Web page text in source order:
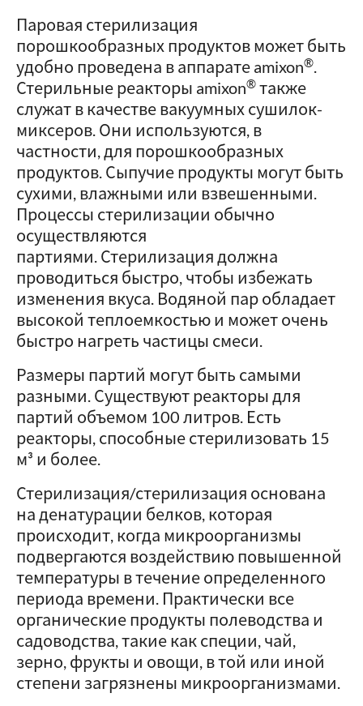
Паровая стерилизация
порошкообразных продуктов может быть
удобно проведена в аппарате amixon®.
Стерильные реакторы amixon® также
служат в качестве вакуумных сушилок-
миксеров. Они используются, в
частности, для порошкообразных
продуктов. Сыпучие продукты могут быть
сухими, влажными или взвешенными.
Процессы стерилизации обычно
осуществляются
партиями. Стерилизация должна
проводиться быстро, чтобы избежать
изменения вкуса. Водяной пар обладает
высокой теплоемкостью и может очень
быстро нагреть частицы смеси.
Размеры партий могут быть самыми
разными. Существуют реакторы для
партий объемом 100 литров. Есть
реакторы, способные стерилизовать 15
м³ и более.
Стерилизация/стерилизация основана
на денатурации белков, которая
происходит, когда микроорганизмы
подвергаются воздействию повышенной
температуры в течение определенного
периода времени. Практически все
органические продукты полеводства и
садоводства, такие как специи, чай,
зерно, фрукты и овощи, в той или иной
степени загрязнены микроорганизмами.